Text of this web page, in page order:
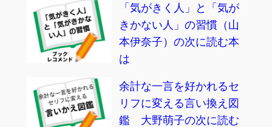
「気がきく人」と「気が
きかない人」の習慣（山
本伊奈子）の次に読む本
は
余計な一言を好かれるセ
リフに変える言い換え図
鑑 大野萌子の次に読む